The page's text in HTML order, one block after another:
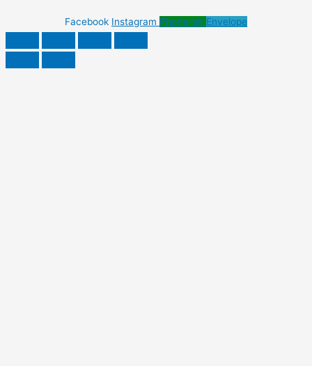
Facebook Instagram Phone-alt Envelope